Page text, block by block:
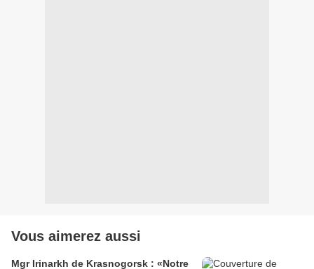
Vous aimerez aussi
Mgr Irinarkh de Krasnogorsk : «Notre